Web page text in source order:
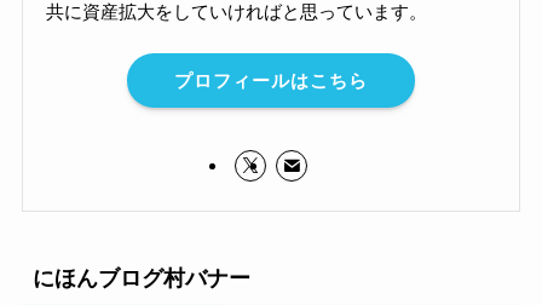
共に資産拡大をしていければと思っています。
プロフィールはこちら
にほんブログ村バナー